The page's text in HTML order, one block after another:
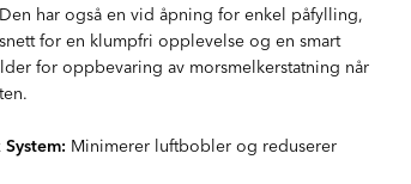
har også en vid åpning for enkel påfylling,
for en klumpfri opplevelse og en smart
for oppbevaring av morsmelkerstatning når
Minimerer luftbobler og reduserer